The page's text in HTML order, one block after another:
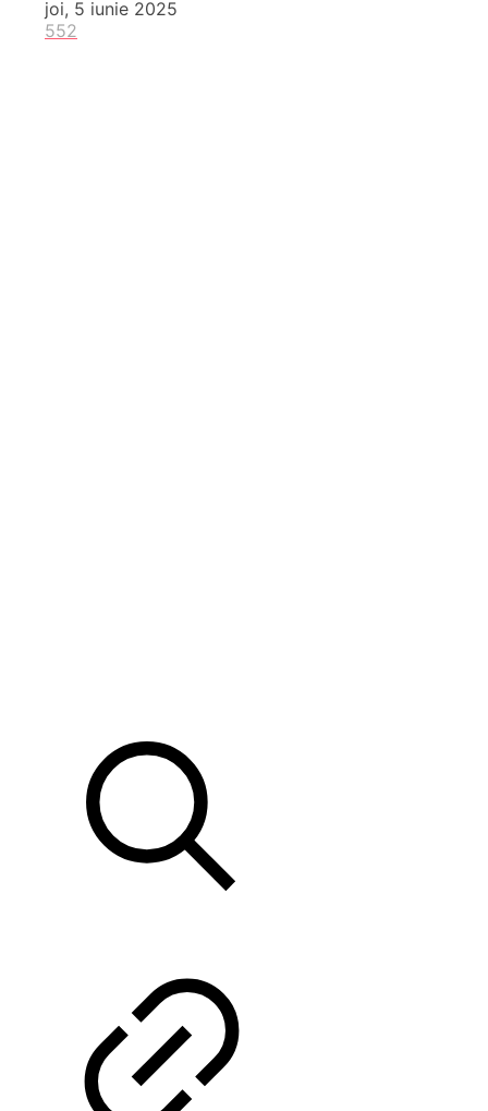
joi, 5 iunie 2025
552